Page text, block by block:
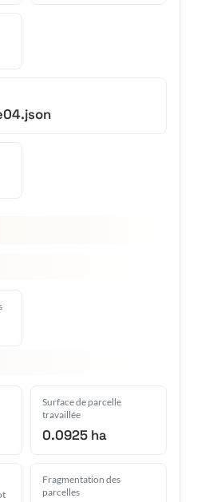
Surface de parcelle
travaillée
0.0925 ha
Fragmentation des
parcelles